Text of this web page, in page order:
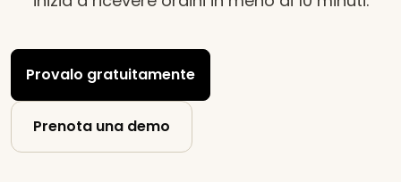
Provalo gratuitamente
Prenota una demo